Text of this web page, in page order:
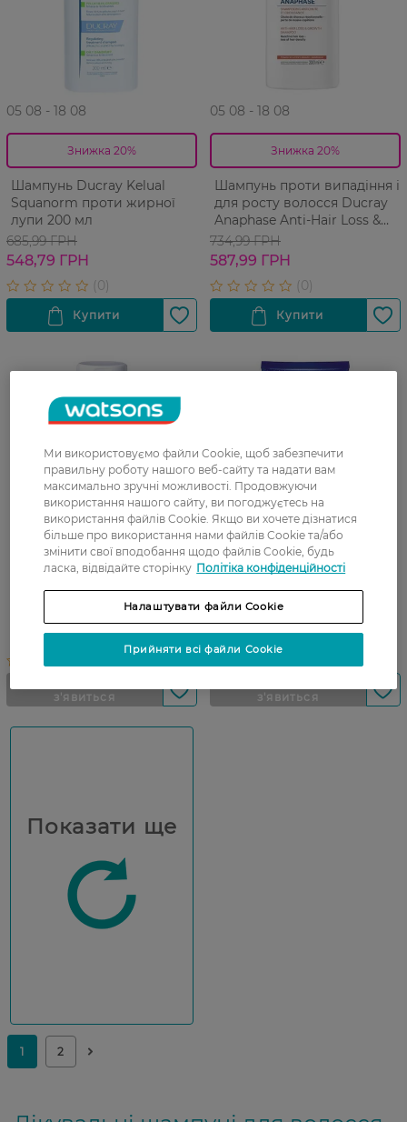
05 08 - 18 08
Знижка 20%
Шампунь Ducray Kelual
Squanorm проти жирної
лупи 200 мл
685,99 ГРН
548,79 ГРН
05 08 - 18 08
Знижка 20%
Шампунь проти випадіння і
для росту волосся Ducray
Anaphase Anti-Hair Loss &
Growth Shampoo 200 мл
734,99 ГРН
587,99 ГРН
Шампунь для волосся
Uriage DS Hair Anti-Dandruff
Treatment Shampoo проти
лупи 200 мл
Шампунь
кераторегулювальний
Uriage DS Hair Kerato-
Reducing Treatment
Shampoo проти лупи 150 мл
Показати ще
Ми використовуємо файли Cookie, щоб забезпечити
правильну роботу нашого веб-сайту та надати вам
максимально зручні можливості. Продовжуючи
використання нашого сайту, ви погоджуєтесь на
використання файлів Cookie. Якщо ви хочете дізнатися
більше про використання нами файлів Cookie та/або
змінити свої вподобання щодо файлів Cookie, будь
ласка, відвідайте сторінку Політіка конфіденційності
Налаштувати файли Cookie
Прийняти всі файли Cookie